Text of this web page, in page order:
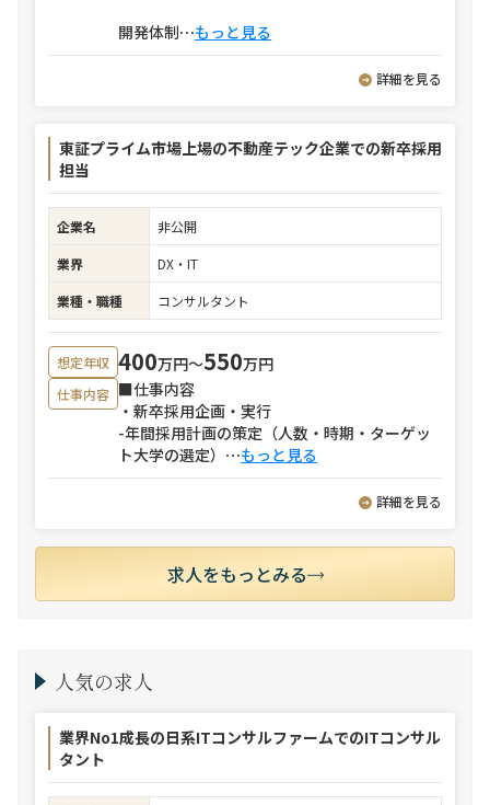
開発体制⋯もっと見る
詳細を見る
東証プライム市場上場の不動産テック企業での新卒採用
担当
企業名
非公開
業界
DX・IT
業種・職種
コンサルタント
想定年収 400万円〜550万円
仕事内容 ■仕事内容
・新卒採用企画・実行
-年間採用計画の策定（人数・時期・ターゲッ
ト大学の選定） ⋯もっと見る
詳細を見る
求人をもっとみる
人気の求人
業界No1成長の日系ITコンサルファームでのITコンサル
タント